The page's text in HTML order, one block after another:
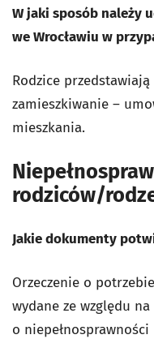
W jaki sposób należy
we Wrocławiu w
Rodzice
zamieszkiwanie –
mieszkania.
rodziców/
Jakie dokumenty
Orzeczenie o
wydane ze względu
o